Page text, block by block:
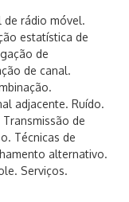
de rádio móvel.
estatística de
de
de canal.
adjacente. Ruído.
de
Técnicas de
alternativo.
Serviços.